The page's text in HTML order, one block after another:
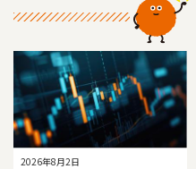
2026年8月2日